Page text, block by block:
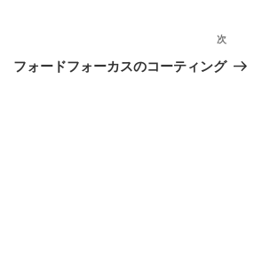
次
の
次
フォードフォーカスのコーティング